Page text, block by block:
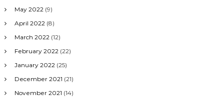
May 2022 (9)
April 2022 (8)
March 2022 (12)
February 2022 (22)
January 2022 (25)
December 2021 (21)
November 2021 (14)